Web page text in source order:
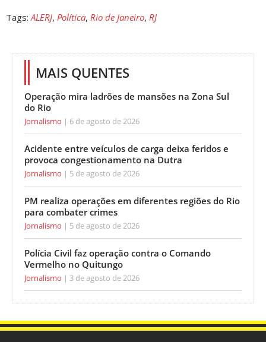
Tags: ALERJ, Política, Rio de Janeiro, RJ
MAIS QUENTES
Operação mira ladrões de mansões na Zona Sul
do Rio
Jornalismo 6 de agosto de 2026
Acidente entre veículos de carga deixa feridos e
provoca congestionamento na Dutra
Jornalismo 5 de agosto de 2026
PM realiza operações em diferentes regiões do Rio
para combater crimes
Jornalismo 5 de agosto de 2026
Polícia Civil faz operação contra o Comando
Vermelho no Quitungo
Jornalismo 3 de agosto de 2026